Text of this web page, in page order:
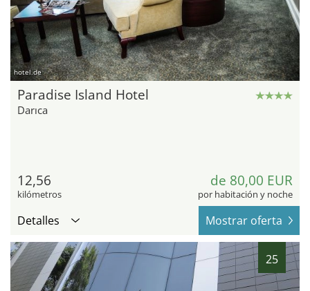
hotel.de
Paradise Island Hotel
Darıca
12,56
kilómetros
de 80,00 EUR
por habitación y noche
Detalles Mostrar oferta
25